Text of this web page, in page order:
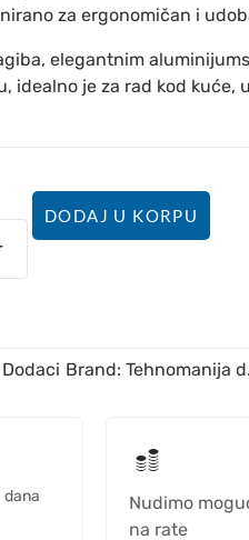
za ergonomičan i
elegantnim
idealno je za rad kod kuće,
DODAJ U KORPU
Dodaci Brand: Tehnomanija
dana
Nudimo
na rate